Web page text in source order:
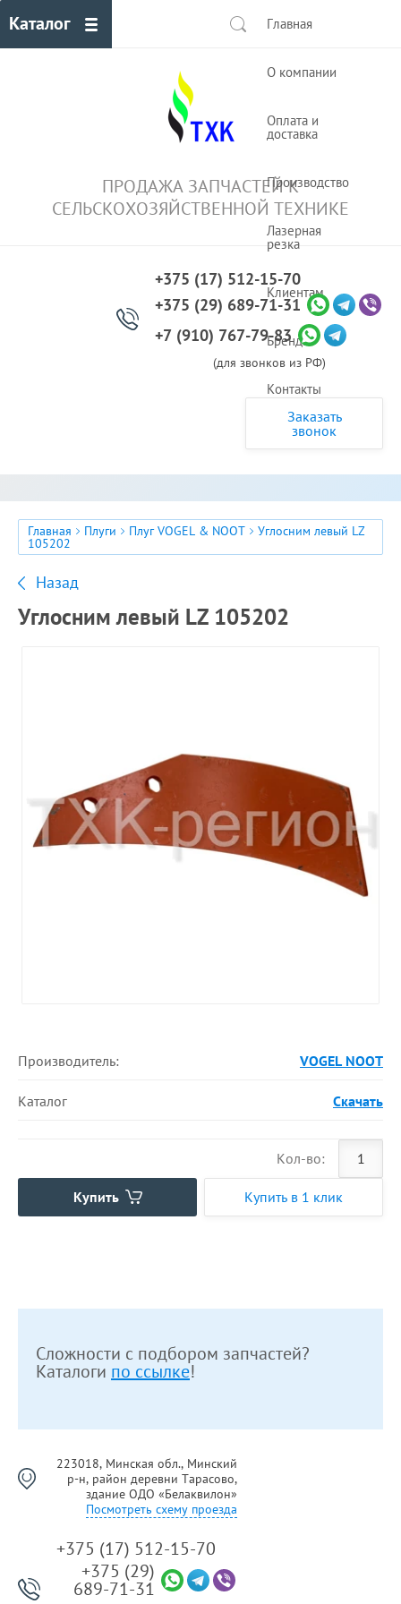
Каталог Главная
О компании
Оплата и
доставка
Производство
Лазерная
резка
Клиентам
Бренды
Контакты
ПРОДАЖА ЗАПЧАСТЕЙ К
СЕЛЬСКОХОЗЯЙСТВЕННОЙ ТЕХНИКЕ
+375 (17) 512-15-70
+375 (29) 689-71-31
+7 (910) 767-79-83
(для звонков из РФ)
Заказать
звонок
Главная Плуги Плуг VOGEL & NOOT Углосним левый LZ
105202
Назад
Углосним левый LZ 105202
Производитель: VOGEL NOOT
Каталог Скачать
Кол-во:
Купить Купить в 1 клик
Сложности с подбором запчастей?
Каталоги по ссылке!
223018, Минская обл., Минский
р-н, район деревни Тарасово,
здание ОДО «Белаквилон»
Посмотреть схему проезда
+375 (17) 512-15-70
+375 (29)
689-71-31